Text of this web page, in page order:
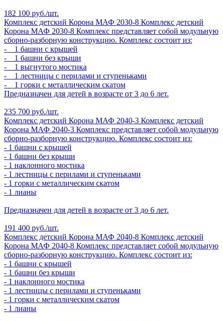
182 100 руб./шт.
Комплекс детский Корона МАФ 2030-8 Комплекс детский
Корона МАФ 2030-8 Комплекс представляет собой модульную
сборно-разборную конструкцию. Комплекс состоит из:
- 1 башни с крышей
- 1 башни без крыши
- 1 выгнутого мостика
- 1 лестницы с перилами и ступеньками
- 1 горки с металлическим скатом
Предназначен для детей в возрасте от 3 до 6 лет.
235 700 руб./шт.
Комплекс детский Корона МАФ 2040-3 Комплекс детский
Корона МАФ 2040-3 Комплекс представляет собой модульную
сборно-разборную конструкцию. Комплекс состоит из:
- 1 башни с крышей
- 1 башни без крыши
- 1 наклонного мостика
- 1 лестницы с перилами и ступеньками
- 1 горки с металлическим скатом
- 1 лианы
Предназначен для детей в возрасте от 3 до 6 лет.
191 400 руб./шт.
Комплекс детский Корона МАФ 2040-8 Комплекс детский
Корона МАФ 2040-8 Комплекс представляет собой модульную
сборно-разборную конструкцию. Комплекс состоит из:
- 1 башни с крышей
- 1 башни без крыши
- 1 наклонного мостика
- 1 лестницы с перилами и ступеньками
- 1 горки с металлическим скатом
- 1 лианы